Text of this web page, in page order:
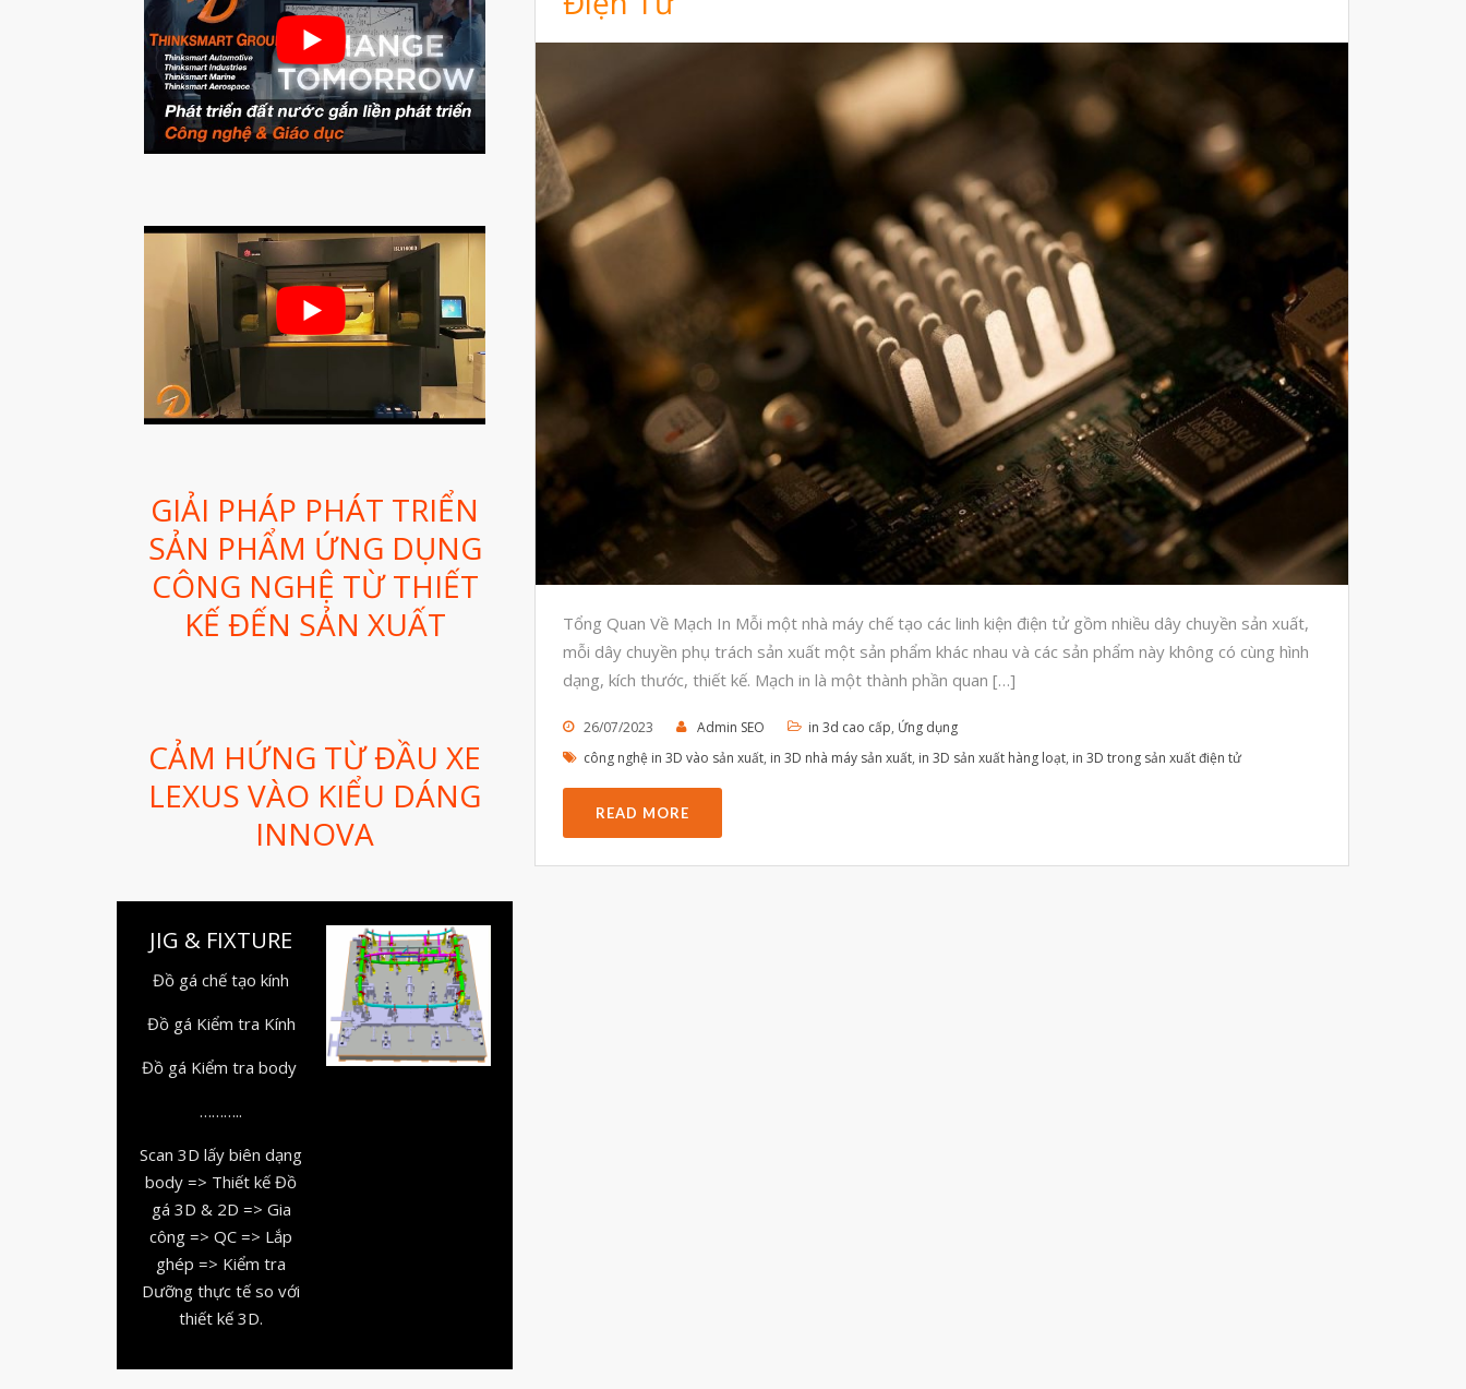
Khuyết Tật RE & QC
Dịch Vụ
Dịch Vụ Quét 3D Cao Cấp & RE
Phân tích lực & Mô phỏng
3D_Altair
Dịch Vụ Kiểm Tra Chất Lượng
Mockup Buck
Dịch vụ thiết kế khuôn đúc
Giải Pháp
Aerospace
Industries
GIẢI PHÁP PHÁT TRIỂN
SẢN PHẨM ỨNG DỤNG
CÔNG NGHỆ TỪ THIẾT
KẾ ĐẾN SẢN XUẤT
CẢM HỨNG TỪ ĐẦU XE
LEXUS VÀO KIỂU DÁNG
INNOVA
JIG & FIXTURE
Đồ gá chế tạo kính
Đồ gá Kiểm tra Kính
Đồ gá Kiểm tra body
………..
Scan 3D lấy biên dạng
body => Thiết kế Đồ
gá 3D & 2D => Gia
công => QC => Lắp
ghép => Kiểm tra
Dưỡng thực tế so với
thiết kế 3D.
Tổng Quan Về Mạch In Mỗi một nhà máy chế tạo các linh kiện điện tử gồm nhiều dây chuyền sản xuất,
mỗi dây chuyền phụ trách sản xuất một sản phẩm khác nhau và các sản phẩm này không có cùng hình
dạng, kích thước, thiết kế. Mạch in là một thành phần quan […]
26/07/2023 Admin SEO in 3d cao cấp, Ứng dụng
công nghệ in 3D vào sản xuất, in 3D nhà máy sản xuất, in 3D sản xuất hàng loạt, in 3D trong sản xuất điện tử
READ MORE